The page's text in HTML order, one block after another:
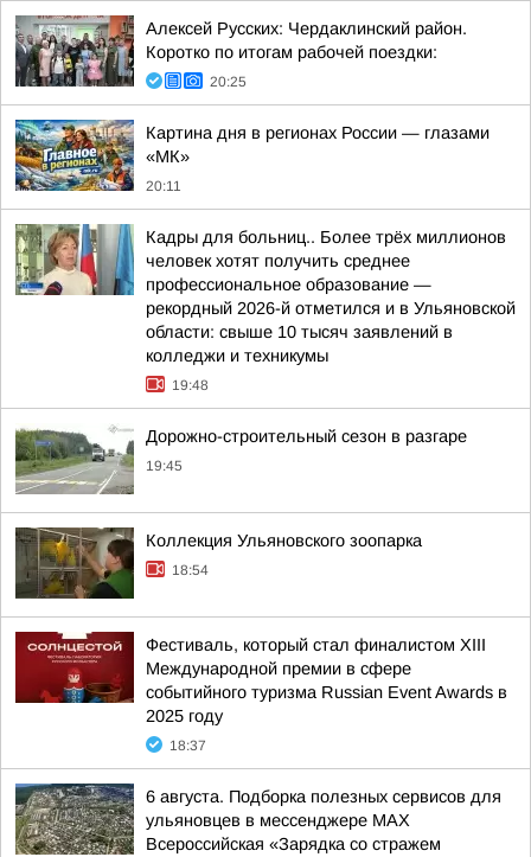
Алексей Русских: Чердаклинский район.
Коротко по итогам рабочей поездки:
20:25
Картина дня в регионах России — глазами
«МК»
20:11
Кадры для больниц.. Более трёх миллионов
человек хотят получить среднее
профессиональное образование —
рекордный 2026-й отметился и в Ульяновской
области: свыше 10 тысяч заявлений в
колледжи и техникумы
19:48
Дорожно-строительный сезон в разгаре
19:45
Коллекция Ульяновского зоопарка
18:54
Фестиваль, который стал финалистом ХIII
Международной премии в сфере
событийного туризма Russian Event Awards в
2025 году
18:37
6 августа. Подборка полезных сервисов для
ульяновцев в мессенджере MAX
Всероссийская «Зарядка со стражем